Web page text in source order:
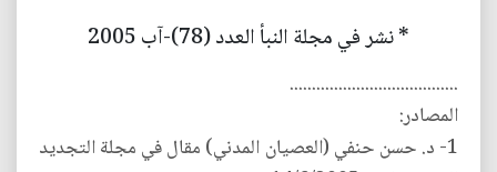
* نشر في مجلة النبأ العدد (78)-آب 2005
......................................
المصادر:
1- د. حسن حنفي (العصيان المدني) مقال في مجلة التجديد